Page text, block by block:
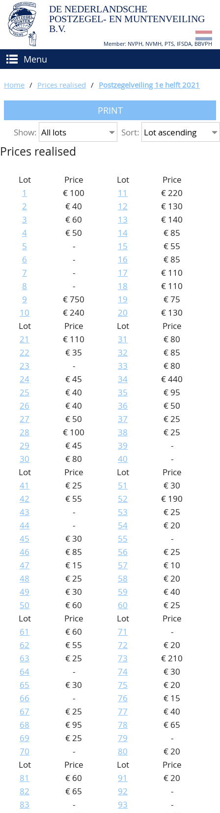
DE NEDERLANDSCHE
POSTZEGEL- EN MUNTENVEILING
B.V.
Member: NVPH, NVMH, PTS, IFSDA, BBVPH
Menu
BUY AND SELL
How to sell?
How to buy?
Conditions
BIDDING
APPRAISALS
CATALOGUE/RESULTS
GRADING
CALENDAR
ABOUT US
Our Team
80 Years NPV
CONTACT
ACCOUNT
Home / Prices realised / Postzegelveiling 1e helft 2021
PRINT
Show: Sort:
Prices realised
Lot
Price
1
€ 100
2
€ 40
3
€ 60
4
€ 50
5
-
6
-
7
-
8
-
9
€ 750
10
€ 240
Lot
Price
11
€ 220
12
€ 130
13
€ 140
14
€ 85
15
€ 55
16
€ 85
17
€ 110
18
€ 110
19
€ 75
20
€ 130
Lot
Price
21
€ 110
22
€ 35
23
-
24
€ 45
25
€ 40
26
€ 40
27
€ 50
28
€ 100
29
€ 45
30
€ 80
Lot
Price
31
€ 80
32
€ 85
33
€ 80
34
€ 440
35
€ 95
36
€ 50
37
€ 25
38
€ 25
39
-
40
-
Lot
Price
41
€ 25
42
€ 55
43
-
44
-
45
€ 30
46
€ 85
47
€ 15
48
€ 25
49
€ 30
50
€ 60
Lot
Price
51
€ 30
52
€ 190
53
€ 25
54
€ 20
55
-
56
€ 25
57
€ 10
58
€ 20
59
€ 40
60
€ 25
Lot
Price
61
€ 60
62
€ 55
63
€ 25
64
-
65
€ 30
66
-
67
€ 25
68
€ 95
69
€ 25
70
-
Lot
Price
71
-
72
€ 20
73
€ 210
74
€ 30
75
€ 20
76
€ 15
77
€ 40
78
€ 65
79
-
80
€ 20
Lot
Price
81
€ 60
82
€ 65
83
-
Lot
Price
91
€ 20
92
-
93
-